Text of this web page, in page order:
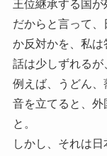
王位継承する国が
だからと言って
か反対かを、私は
話は少しずれるが
例えば、うどん、
音を立てると、外
と。
しかし、それは